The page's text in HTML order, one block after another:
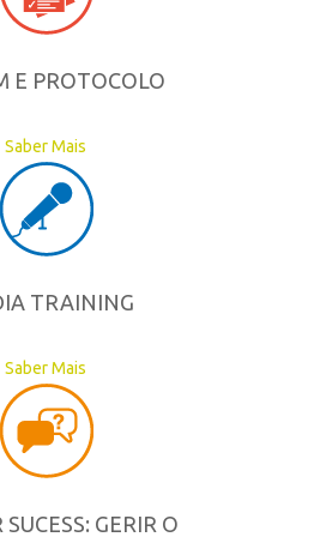
E PROTOCOLO
Saber Mais
TRAINING
Saber Mais
GERIR O